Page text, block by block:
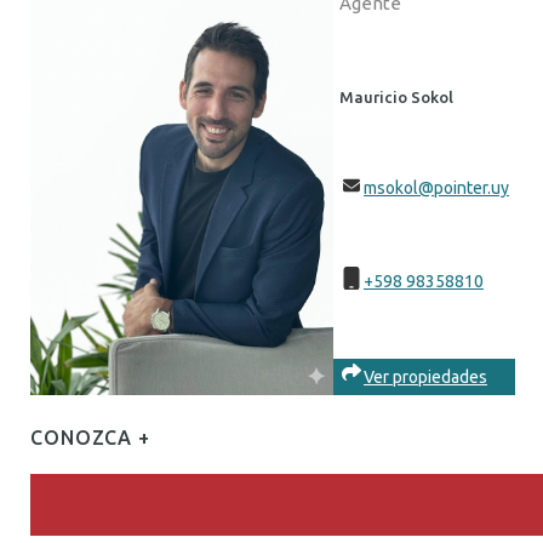
Mauricio Sokol
msokol@pointer.uy
+598 98358810
Ver propiedades
CONOZCA +